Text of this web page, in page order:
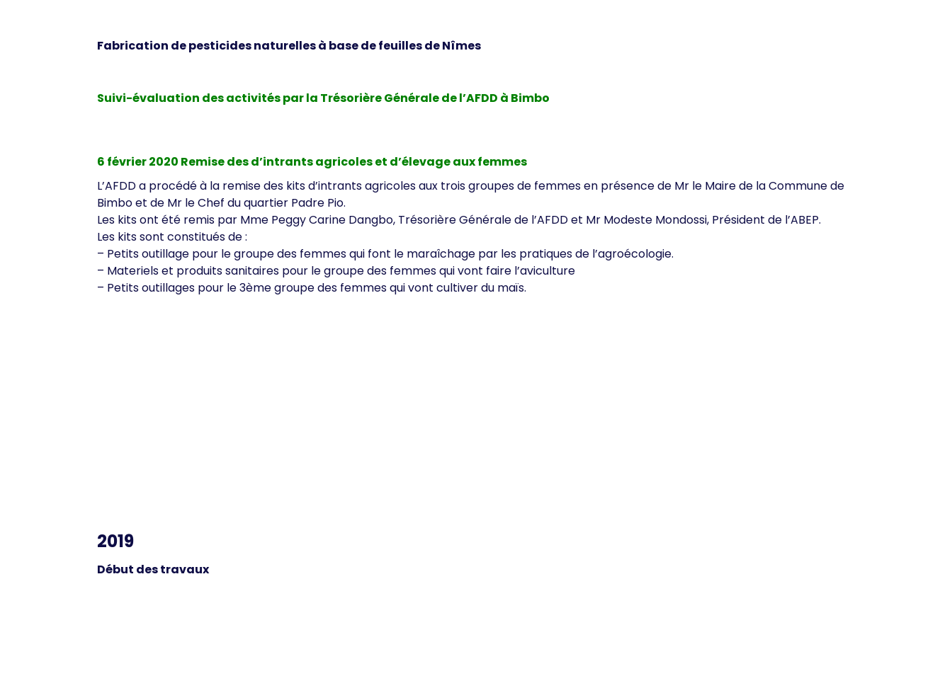
Fabrication de pesticides naturelles à base de feuilles de Nîmes
Suivi-évaluation des activités par la Trésorière Générale de l’AFDD à Bimbo
6 février 2020 Remise des d’intrants agricoles et d’élevage aux femmes
L’AFDD a procédé à la remise des kits d’intrants agricoles aux trois groupes de femmes en présence de Mr le Maire de la Commune de
Bimbo et de Mr le Chef du quartier Padre Pio.
Les kits ont été remis par Mme Peggy Carine Dangbo, Trésorière Générale de l’AFDD et Mr Modeste Mondossi, Président de l’ABEP.
Les kits sont constitués de :
– Petits outillage pour le groupe des femmes qui font le maraîchage par les pratiques de l’agroécologie.
– Materiels et produits sanitaires pour le groupe des femmes qui vont faire l’aviculture
– Petits outillages pour le 3ème groupe des femmes qui vont cultiver du maïs.
2019
Début des travaux